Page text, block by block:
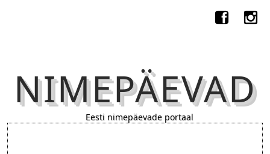
NIMEPÄEVAD
Eesti nimepäevade portaal